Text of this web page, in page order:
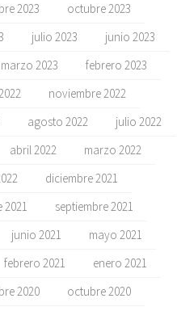
2023
octubre 2023
julio 2023
junio 2023
marzo 2023
febrero 2023
noviembre 2022
agosto 2022
julio 2022
abril 2022
marzo 2022
diciembre 2021
2021
septiembre 2021
junio 2021
mayo 2021
febrero 2021
enero 2021
2020
octubre 2020